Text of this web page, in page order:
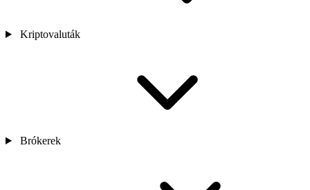
Kriptovaluták
Brókerek